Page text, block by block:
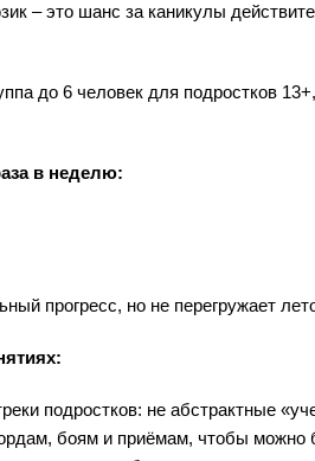
– это шанс за каникулы
до 6 человек для подростков
в неделю:
прогресс, но не перегружает
подростков: не абстрактные
боям и приёмам, чтобы можно